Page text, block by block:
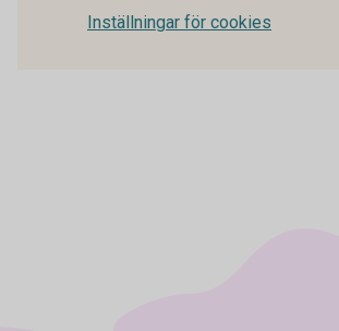
Inställningar för cookies